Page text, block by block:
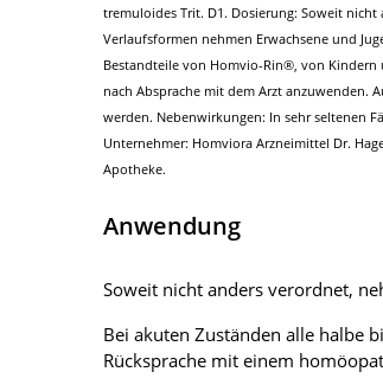
tremuloides Trit. D1. Dosierung: Soweit nicht
Verlaufsformen nehmen Erwachsene und
Bestandteile von Homvio-Rin®, von Kindern
nach Absprache mit dem Arzt anzuwenden.
werden. Nebenwirkungen: In sehr seltenen
Unternehmer: Homviora Arzneimittel Dr.
Apotheke.
Anwendung
Soweit nicht anders verordnet,
Bei akuten Zuständen alle halbe
Rücksprache mit einem